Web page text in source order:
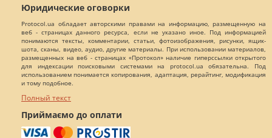
Юридические оговорки
Protocol.ua обладает авторскими правами на информацию, размещенную на
веб - страницах данного ресурса, если не указано иное. Под информацией
понимаются тексты, комментарии, статьи, фотоизображения, рисунки, ящик-
шота, сканы, видео, аудио, другие материалы. При использовании материалов,
размещенных на веб - страницах «Протокол» наличие гиперссылки открытого
для индексации поисковыми системами на protocol.ua обязательна. Под
использованием понимается копирования, адаптация, рерайтинг, модификация
и тому подобное.
Полный текст
Приймаємо до оплати